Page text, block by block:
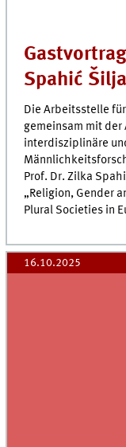
Spahić
Die Arbeitsstelle
gemeinsam mit
interdisziplinäre
Prof. Dr. Zilka
„Religion, Gender
Plural Societies in
16.10.2025